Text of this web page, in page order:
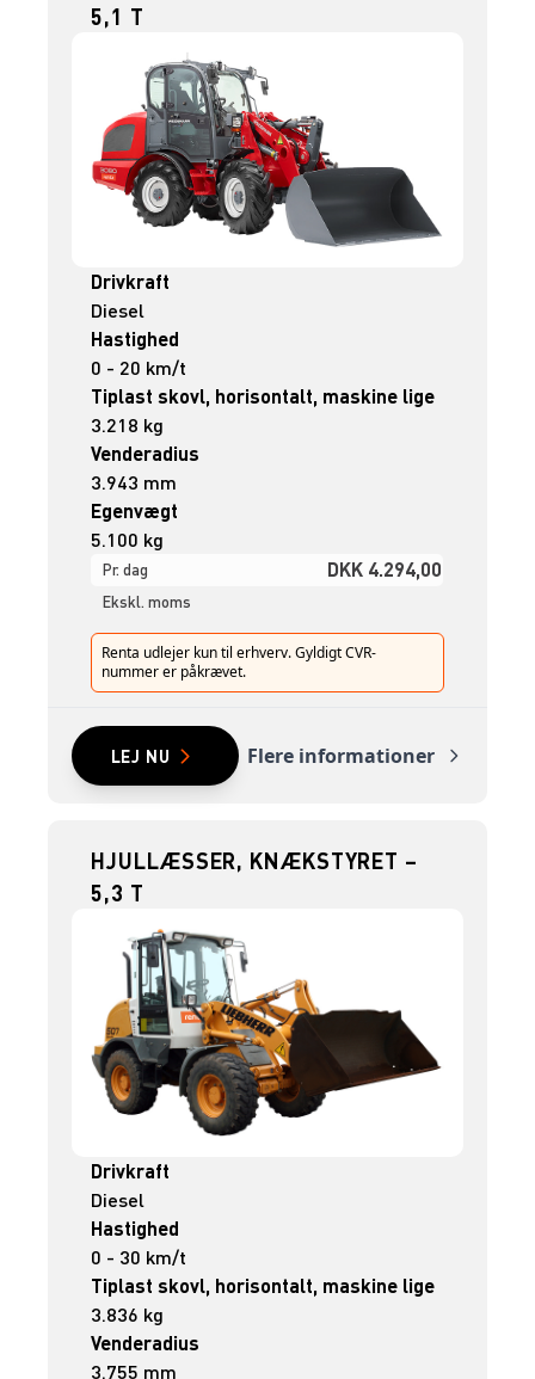
5,1 T
Drivkraft
Diesel
Hastighed
0 - 20 km/t
Tiplast skovl, horisontalt, maskine lige
3.218 kg
Venderadius
3.943 mm
Egenvægt
5.100 kg
Pr. dag DKK 4.294,00
Ekskl. moms
Renta udlejer kun til erhverv. Gyldigt CVR-
nummer er påkrævet.
LEJ NU Flere informationer
HJULLÆSSER, KNÆKSTYRET –
5,3 T
Drivkraft
Diesel
Hastighed
0 - 30 km/t
Tiplast skovl, horisontalt, maskine lige
3.836 kg
Venderadius
3.755 mm